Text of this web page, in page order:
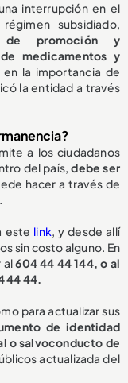
interrupción en el
subsidiado,
de promoción y
medicamentos y
la importancia de
la entidad a través
a los ciudadanos
del país, debe ser
hacer a través de
este link, y desde allí
sin costo alguno. En
al604 44 44 144, o al
44 44.
para actualizar sus
de identidad
o salvoconducto de
actualizada del